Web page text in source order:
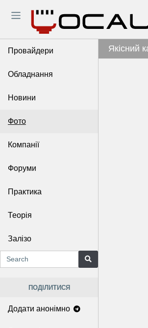
Провайдери
Обладнання
Новини
Фото
Компанії
Форуми
Практика
Теорія
Залізо
ПОДІЛИТИСЯ
Додати анонімно
Якісний